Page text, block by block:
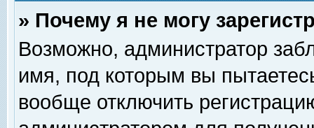
» Почему я не могу
Возможно, администратор
имя, под которым вы
вообще отключить